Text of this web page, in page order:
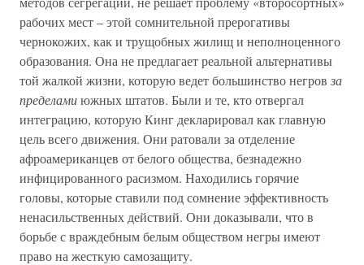
рабочих мест – этой сомнительной прерогативы
чернокожих, как и трущобных жилищ и неполноценного
образования. Она не предлагает реальной альтернативы
той жалкой жизни, которую ведет большинство негров за
пределамиюжных штатов. Были и те, кто отвергал
интеграцию, которую Кинг декларировал как главную
цель всего движения. Они ратовали за отделение
афроамериканцев от белого общества, безнадежно
инфицированного расизмом. Находились горячие
головы, которые ставили под сомнение эффективность
ненасильственных действий. Они доказывали, что в
борьбе с враждебным белым обществом негры имеют
право на жесткую самозащиту.